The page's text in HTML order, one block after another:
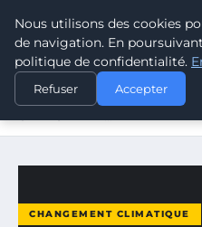
CLIMATE
ACCUEIL
CHANGEMENT
DONALD TRUMP DÉCLARE
CHANGEMENT CLIMATIQUE
Nous utilisons des cookies
de navigation. En
politique de confidentialité.
Refuser Accepter